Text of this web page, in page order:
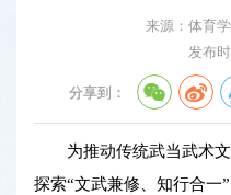
来源：体育
发布
分享到：
为推动传统武当武术
探索“文武兼修、知行合一